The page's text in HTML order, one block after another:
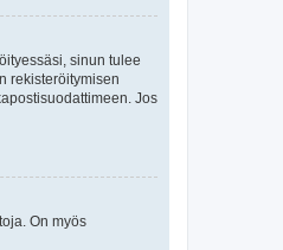
sinun tulee
rekisteröitymisen
Jos
On myös